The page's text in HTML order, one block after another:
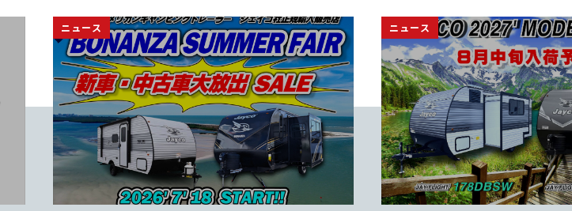
ニュース イベント